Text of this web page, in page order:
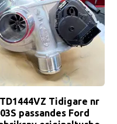
Tidigare nr
passandes Ford